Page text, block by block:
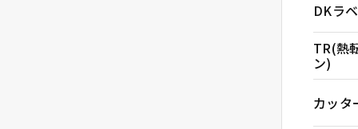
DKラ
TR(熱
ン)
カッタ